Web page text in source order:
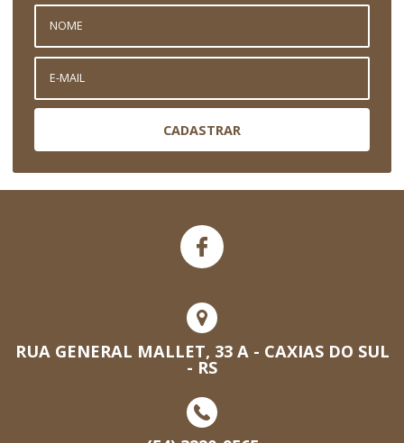
CADASTRAR
RUA GENERAL MALLET, 33 A - CAXIAS DO SUL
- RS